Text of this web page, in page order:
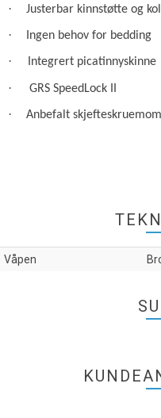
· Justerbar kinnstøtte og
· Ingen behov for bedding
· Integrert picatinnyskinne
· GRS SpeedLock II
· Anbefalt
Våpen